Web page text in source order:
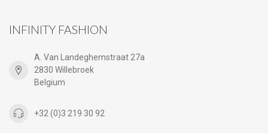
INFINITY FASHION
A. Van Landeghemstraat 27a
2830 Willebroek
Belgium
+32 (0)3 219 30 92